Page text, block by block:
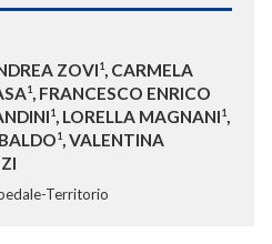
ZOVI1, CARMELA
1, FRANCESCO ENRICO
1, LORELLA MAGNANI1,
1, VALENTINA
Territorio